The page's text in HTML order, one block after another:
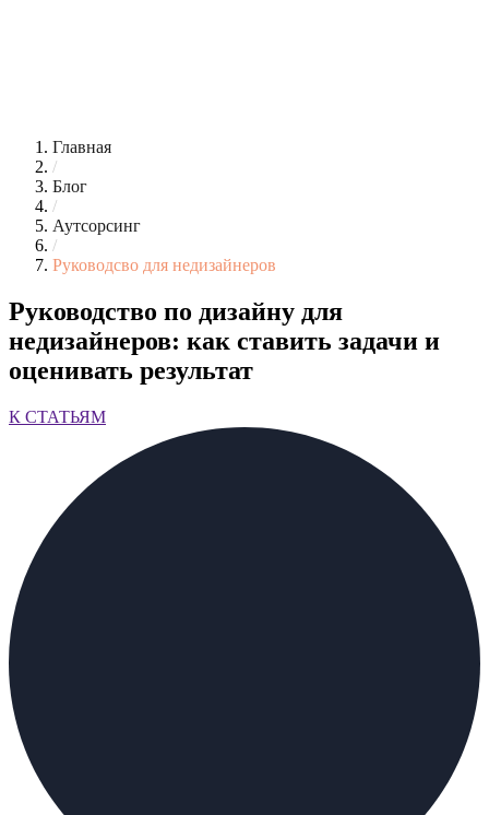
Главная
/
Блог
/
Аутсорсинг
/
Руководсво для недизайнеров
Руководство по дизайну для
недизайнеров: как ставить задачи и
оценивать результат
К СТАТЬЯМ